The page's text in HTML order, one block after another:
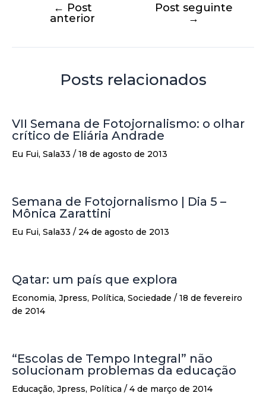
← Post
anterior
Post seguinte
→
Posts relacionados
VII Semana de Fotojornalismo: o olhar
crítico de Eliária Andrade
Eu Fui, Sala33 / 18 de agosto de 2013
Semana de Fotojornalismo | Dia 5 –
Mônica Zarattini
Eu Fui, Sala33 / 24 de agosto de 2013
Qatar: um país que explora
Economia, Jpress, Política, Sociedade / 18 de fevereiro
de 2014
“Escolas de Tempo Integral” não
solucionam problemas da educação
Educação, Jpress, Política / 4 de março de 2014